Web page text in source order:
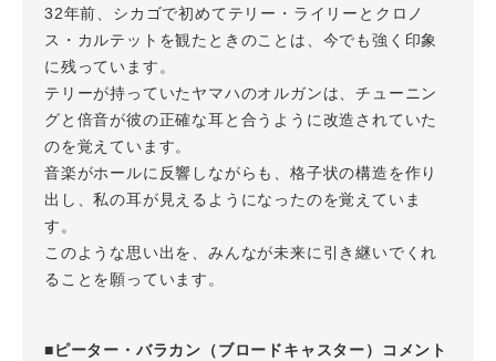
32年前、シカゴで初めてテリー・ライリーとクロノ
ス・カルテットを観たときのことは、今でも強く印象
に残っています。
テリーが持っていたヤマハのオルガンは、チューニン
グと倍音が彼の正確な耳と合うように改造されていた
のを覚えています。
音楽がホールに反響しながらも、格子状の構造を作り
出し、私の耳が見えるようになったのを覚えていま
す。
このような思い出を、みんなが未来に引き継いでくれ
ることを願っています。
■ピーター・バラカン（ブロードキャスター）コメント